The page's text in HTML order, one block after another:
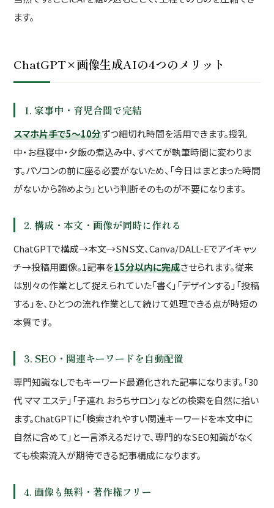
ます。
ChatGPT×画像生成AIの4つのメリット
1. 家事中・育児合間で完結
スマホ片手で5〜10分ずつ細切れ時間を活用できます。授乳
中・お昼寝中・夕飯の煮込み中、すべてが執筆時間に変わりま
す。パソコンの前に座る必要がないため、「今日はまとまった時間
がないから諦めよう」という判断そのものが不要になります。
2. 構成・本文・画像が同時に作れる
ChatGPTで構成→本文→SNS文、Canva/DALL-Eでアイキャッ
チ→投稿用画像。1記事を15分以内に完成させられます。従来
は別々の作業として捉えられていた「書く」「デザインする」「投稿
する」を、ひとつの流れ作業として続けて処理できる点が時短の
本質です。
3. SEO・関連キーワードを自動配置
専門知識なしでもキーワード最適化された記事になります。「30
代 ママ エステ」「子連れ おうちサロン」などの検索を自然に拾い
ます。ChatGPTに「検索されやすい関連キーワードを本文中に
自然に含めて」と一言添えるだけで、専門的なSEO知識がなく
ても検索流入が期待できる記事構成になります。
4. 画像も無料・著作権フリー